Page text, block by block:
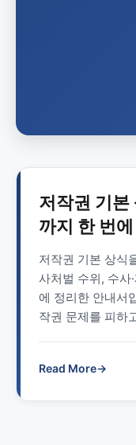
저작권 기본
까지 한 번
저작권 기본 상식
사처벌 수위, 수사
에 정리한 안내서
작권 문제를 피하
Read More→